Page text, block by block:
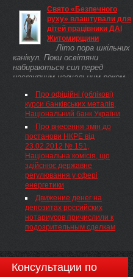
голландському проекту, що
започаткований ...
Свято «Безпечного
руху» влаштували для
дітей працівники ДАІ
Житомирщини
Літо пора шкільних
канікул. Поки освітяни
набираються сил перед
наступним навчальним роком,
профілактичні заходи в літніх
таборах. Навчання - це
безперервний процес, ...
Про офіційні (облікові)
курси банківських металів,
Національний банк України
Про внесення змін до
постанови НКРЕ від
23.02.2012 № 151,
Національна комісія, що
здійснює державне
регулювання у сфері
енергетики
Движение денег на
депозитах российских
нотариусов причислили к
подозрительным сделкам
Консультации по